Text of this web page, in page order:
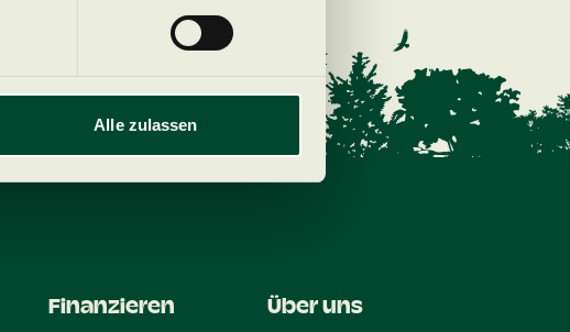
Alle zulassen
Finanzieren Über uns